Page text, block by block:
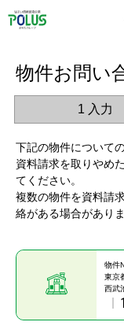
物件お問い
1 入力
下記の物件について
資料請求を取りやめ
てください。
複数の物件を資料請
絡がある場合がありま
物件
東京
西武